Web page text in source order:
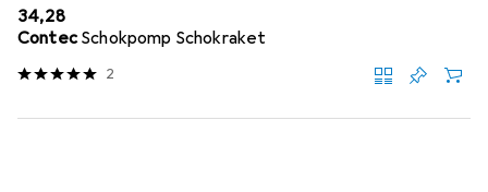
EUR
34,28
Contec Schokpomp Schokraket
2